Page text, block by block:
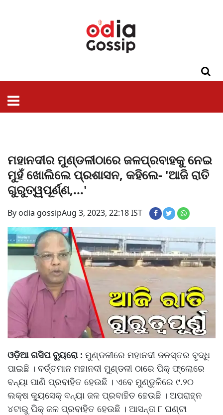
ମହାନଦୀର ମୁଣ୍ଡଳୀଠାରେ ଜଳପ୍ରବାହକୁ ନେଇ
ମୁହଁ ଖୋଲିଲେ ପ୍ରଶାସନ, କହିଲେ- 'ଆଜି ରାତି
ଗୁରୁତ୍ୱପୂର୍ଣ୍ଣ,...'
By odia gossipAug 3, 2023, 22:18 IST
ଓଡ଼ିଆ ଗସିପ ବ୍ୟୁରୋ : ମୁଣ୍ଡଳୀରେ ମହାନଦୀ ଜଳସ୍ତର ବୃଦ୍ଧି
ପାଇଛି । ବର୍ତ୍ତମାନ ମହାନଦୀ ମୁଣ୍ଡଳୀ ଠାରେ ପିକ୍ ଫ୍ଲୋରେ
ବନ୍ୟା ପାଣି ପ୍ରବାହିତ ହେଉଛି । ଏବେ ମୁଣ୍ଡୁଳିରେ ୯.୨୦
ଲକ୍ଷ କ୍ୟୁସେକ୍ ବନ୍ୟା ଜଳ ପ୍ରବାହିତ ହେଉଛି । ଅପରାହ୍ନ
୪ଟାରୁ ପିକ୍ ଜଳ ପ୍ରବାହିତ ହେଉଛି । ଆସନ୍ତା ୮ ଘଣ୍ଟା